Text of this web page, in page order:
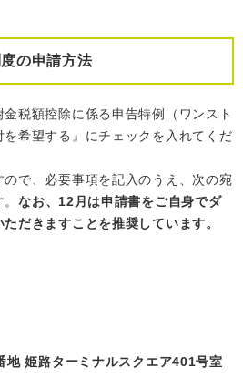
の申請方法
税額控除に係る申告特例（ワンスト
希望する』にチェックを入れてくだ
で、必要事項を記入のうえ、次の宛
。なお、12月は申請書をご自身でダ
だきますことを推奨しています。
地 姫路ターミナルスクエア401号室